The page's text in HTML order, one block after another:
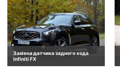
Замена датчика заднего хода
Infiniti FX